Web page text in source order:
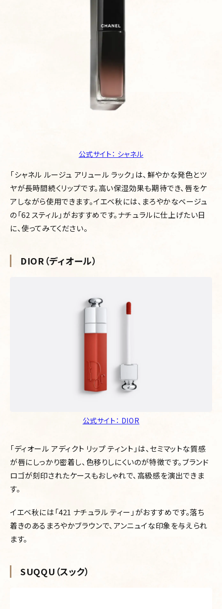
公式サイト： シャネル
「シャネル ルージュ アリュール ラック」は、鮮やかな発色とツ
ヤが長時間続くリップです。高い保湿効果も期待でき、唇をケ
アしながら使用できます。イエベ秋には、まろやかなベージュ
の「62 スティル」がおすすめです。ナチュラルに仕上げたい日
に、使ってみてください。
DIOR（ディオール）
公式サイト： DIOR
「ディオール アディクト リップ ティント」は、セミマットな質感
が唇にしっかり密着し、色移りしにくいのが特徴です。ブランド
ロゴが刻印されたケースもおしゃれで、高級感を演出できま
す。
イエベ秋には「421 ナチュラル ティー」がおすすめです。落ち
着きのあるまろやかブラウンで、アンニュイな印象を与えられ
ます。
SUQQU（スック）